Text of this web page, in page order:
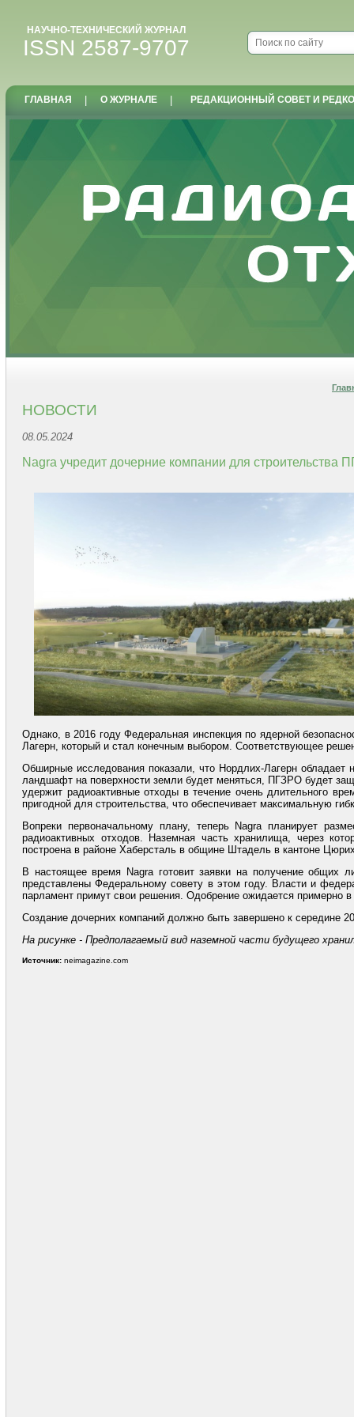
НАУЧНО-ТЕХНИЧЕСКИЙ ЖУРНАЛ
ISSN 2587-9707
ГЛАВНАЯ О ЖУРНАЛЕ РЕДАКЦИОННЫЙ СОВЕТ И
НОВОСТИ
08.05.2024
Nagra учредит дочерние компании для
Однако, в 2016 году Федеральная инспекция по ядерной
Лагерн, который и стал конечным выбором. Соответствующее
Обширные исследования показали, что Нордлих-Лагерн обладает
ландшафт на поверхности земли будет меняться, ПГЗРО будет
удержит радиоактивные отходы в течение очень длительного
пригодной для строительства, что обеспечивает максимальную
Вопреки первоначальному плану, теперь Nagra планирует
радиоактивных отходов. Наземная часть хранилища, через
построена в районе Хаберсталь в общине Штадель в кантоне
В настоящее время Nagra готовит заявки на получение общих
представлены Федеральному совету в этом году. Власти и
парламент примут свои решения. Одобрение ожидается примерно
Создание дочерних компаний должно быть завершено к середине
На рисунке - Предполагаемый вид наземной части будущего
Источник: neimagazine.com